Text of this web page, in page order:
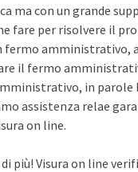
ma con un grande
fare per risolvere il
amministrativo,
il fermo
in parole
assistenza relae
on line.
di più! Visura on line